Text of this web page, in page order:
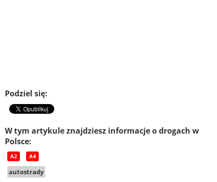
Podziel się:
W tym artykule znajdziesz informacje o drogach w
Polsce:
A2 A4
autostrady